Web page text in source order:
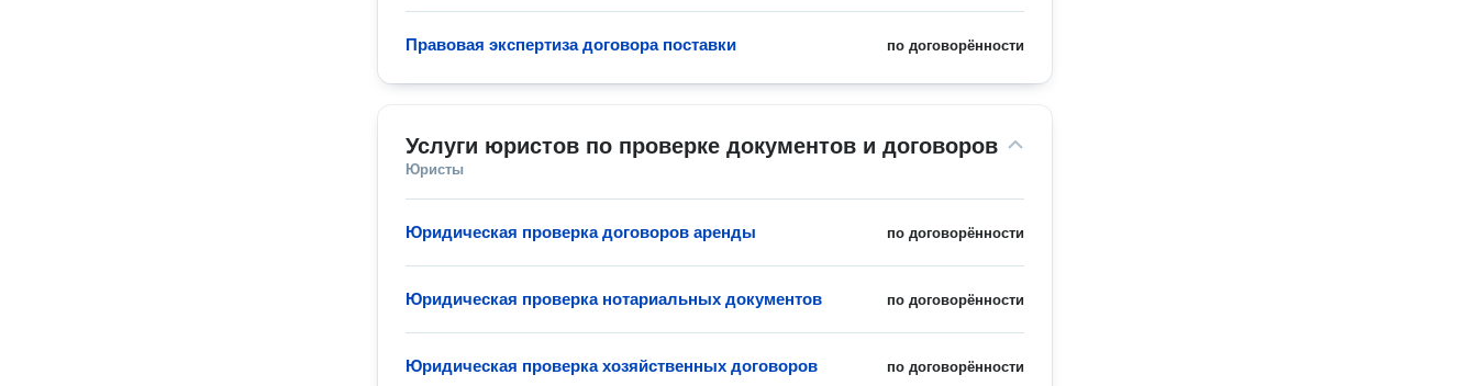
по договорённости
Правовая экспертиза договора поставки
Услуги юристов по проверке документов и договоров
Юристы
по договорённости
Юридическая проверка договоров аренды
по договорённости
Юридическая проверка нотариальных документов
по договорённости
Юридическая проверка хозяйственных договоров